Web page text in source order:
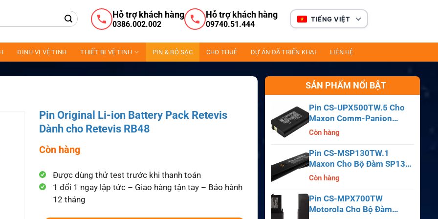
Hỗ trợ khách hàng
0386.002.002
Hỗ trợ khách hàng
09740.51.444
TIẾNG VIỆT
ĐỊNH VỊ VỆ TINH THIẾT BỊ VỆ TINH PIN & BỘ SẠC CHO THUÊ DỰ ÁN ĐÃ TRIỂN KHAI LIÊN HỆ
Pin Original Li-ion Battery Pack Retevis
Dành cho Retevis RB48
Còn hàng
Được dùng thử test trước khi thanh toán
1 đổi 1 ngay lập tức – Giao hàng tận tay – Bảo hành
12 tháng
SẢN PHẨM NỔI BẬT
Pin CS-UPX500TW.5 Cho
Maxon Comm-Panion
CP0150, CP0511, CP0515
Còn hàng
Pin CS-MSP130TW.1
Maxon Cho Bộ Đàm SP130,
SP140, SP150, SL55
Còn hàng
Pin CS-MPX700TW
Motorola Cho Bộ Đàm